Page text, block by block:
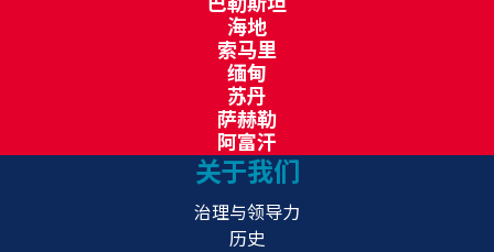
海地
索马里
缅甸
苏丹
萨赫勒
阿富汗
关于我们
治理与领导力
历史